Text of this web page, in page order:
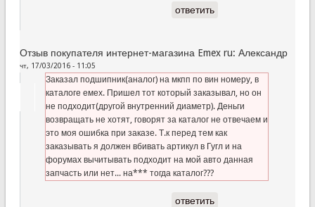
ответить
Отзыв покупателя интернет-магазина Emex ru: Александр
чт, 17/03/2016 - 11:05
Заказал подшипник(аналог) на мкпп по вин номеру, в
каталоге емех. Пришел тот который заказывал, но он
не подходит(другой внутренний диаметр). Деньги
возвращать не хотят, говорят за каталог не отвечаем и
это моя ошибка при заказе. Т.к перед тем как
заказывать я должен вбивать артикул в Гугл и на
форумах вычитывать подходит на мой авто данная
запчасть или нет... на*** тогда каталог???
ответить